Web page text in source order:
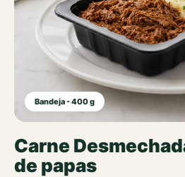
Bandeja - 400 g
Carne
de papas